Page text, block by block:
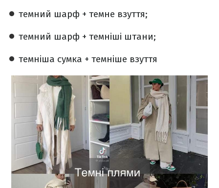
темний шарф + темне взуття;
темний шарф + темніші штани;
темніша сумка + темніше взуття